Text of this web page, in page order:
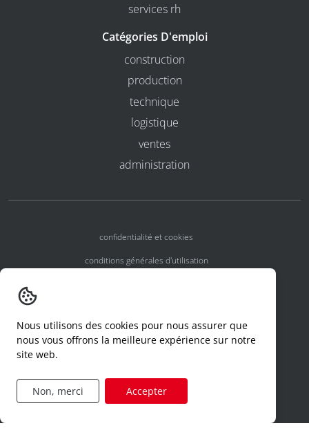
services rh
Catégories D'emploi
construction
production
technique
logistique
ventes
administration
confidentialité et cookies
conditions générales d'utilisation
declaration d'un incident
formulaire de demande d'accès
Nous utilisons des cookies pour nous assurer que
nous vous offrons la meilleure expérience sur notre
site web.
Non, merci Accepter